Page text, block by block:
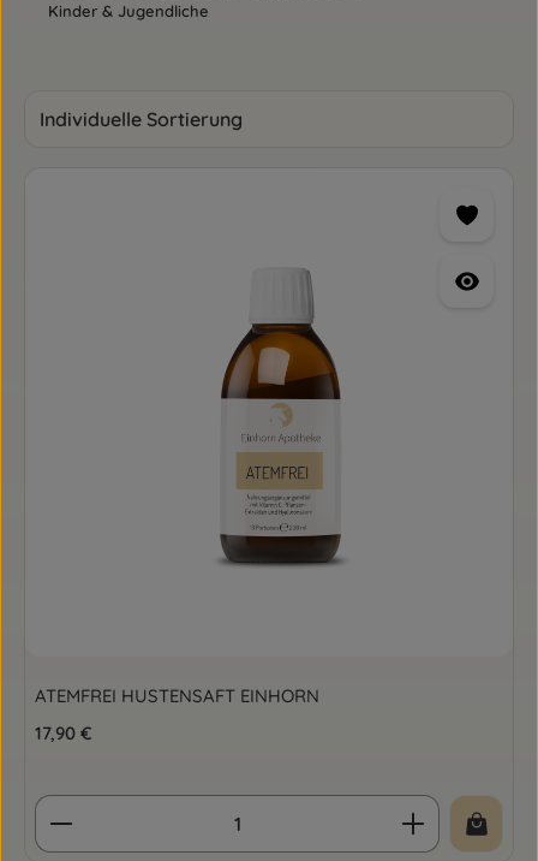
Kinder & Jugendliche
ATEMFREI HUSTENSAFT EINHORN
Regulärer Preis:
17,90 €
Produkt Anzahl: Gib den gewünschten Wert